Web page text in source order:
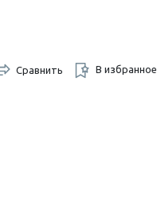
Сравнить В избранное